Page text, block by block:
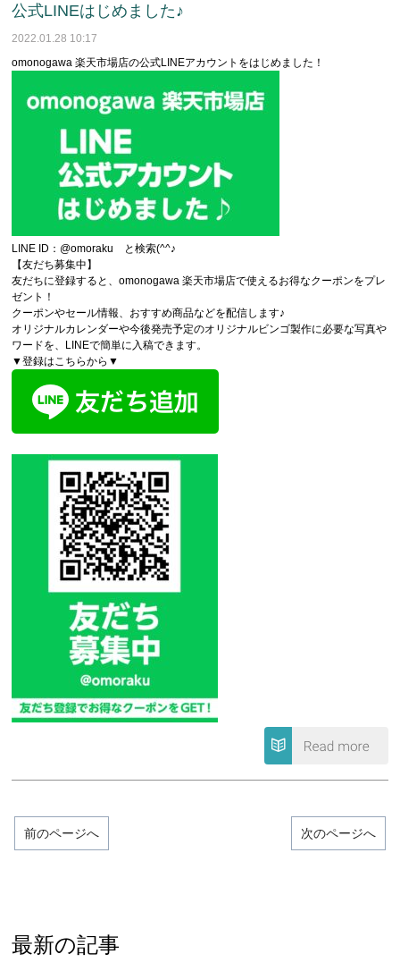
公式LINEはじめました♪
2022.01.28 10:17
omonogawa 楽天市場店の公式LINEアカウントをはじめました！
LINE ID：@omoraku と検索(^^♪
【友だち募集中】
友だちに登録すると、omonogawa 楽天市場店で使えるお得なクーポンをプレ
ゼント！
クーポンやセール情報、おすすめ商品などを配信します♪
オリジナルカレンダーや今後発売予定のオリジナルビンゴ製作に必要な写真や
ワードを、LINEで簡単に入稿できます。
▼登録はこちらから▼
前のページへ 次のページへ
最新の記事